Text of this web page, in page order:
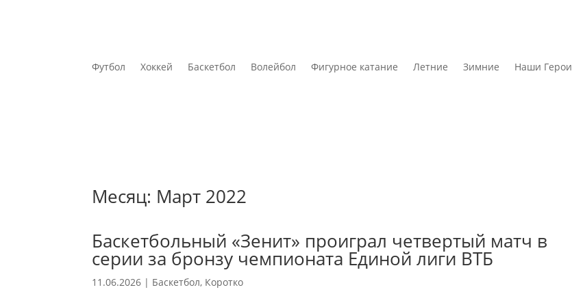
Футбол Хоккей Баскетбол Волейбол Фигурное катание Летние Зимние Наши Герои
Месяц: Март 2022
Баскетбольный «Зенит» проиграл четвертый матч в
серии за бронзу чемпионата Единой лиги ВТБ
11.06.2026 | Баскетбол, Коротко